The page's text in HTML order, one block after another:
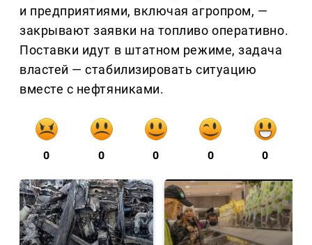
и предприятиями, включая агропром, —
закрывают заявки на топливо оперативно.
Поставки идут в штатном режиме, задача
властей — стабилизировать ситуацию
вместе с нефтяниками.
0 0 0 0 0